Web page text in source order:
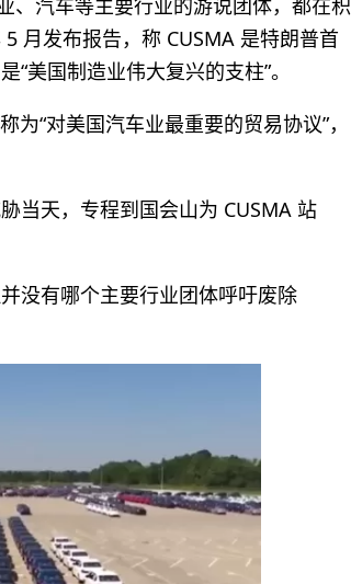
、汽车等主要行业的游说团体，都在积
月发布报告，称 CUSMA 是特朗普首
美国制造业伟大复兴的支柱”。
“对美国汽车业最重要的贸易协议”，
当天，专程到国会山为 CUSMA 站
没有哪个主要行业团体呼吁废除